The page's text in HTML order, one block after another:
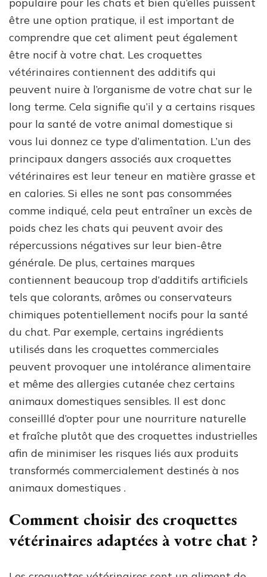
être une option pratique, il est important de
comprendre que cet aliment peut également
être nocif à votre chat. Les croquettes
vétérinaires contiennent des additifs qui
peuvent nuire à l’organisme de votre chat sur le
long terme. Cela signifie qu’il y a certains risques
pour la santé de votre animal domestique si
vous lui donnez ce type d’alimentation. L’un des
principaux dangers associés aux croquettes
vétérinaires est leur teneur en matière grasse et
en calories. Si elles ne sont pas consommées
comme indiqué, cela peut entraîner un excès de
poids chez les chats qui peuvent avoir des
répercussions négatives sur leur bien-être
générale. De plus, certaines marques
contiennent beaucoup trop d’additifs artificiels
tels que colorants, arômes ou conservateurs
chimiques potentiellement nocifs pour la santé
du chat. Par exemple, certains ingrédients
utilisés dans les croquettes commerciales
peuvent provoquer une intolérance alimentaire
et même des allergies cutanée chez certains
animaux domestiques sensibles. Il est donc
conseilllé d’opter pour une nourriture naturelle
et fraîche plutôt que des croquettes industrielles
afin de minimiser les risques liés aux produits
transformés commercialement destinés à nos
animaux domestiques .
Comment choisir des croquettes
vétérinaires adaptées à votre chat ?